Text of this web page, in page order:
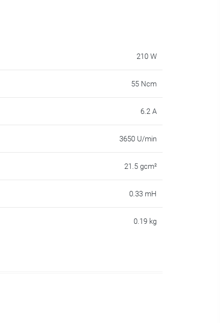
210 W
55 Ncm
6.2 A
3650 U/min
21.5 gcm²
0.33 mH
0.19 kg